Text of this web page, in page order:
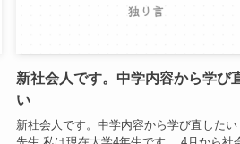
新社会人です。中学内容から学び
い
新社会人です。中学内容から学び直したい